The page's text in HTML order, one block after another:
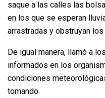
saque a las calles las
en los que se esperan
arrastradas y obstruyan
De igual manera, llamó a
informados en los
condiciones
tomando.